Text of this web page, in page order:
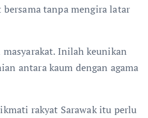
bersama tanpa mengira latar
Inilah keunikan
antara kaum dengan agama
rakyat Sarawak itu perlu